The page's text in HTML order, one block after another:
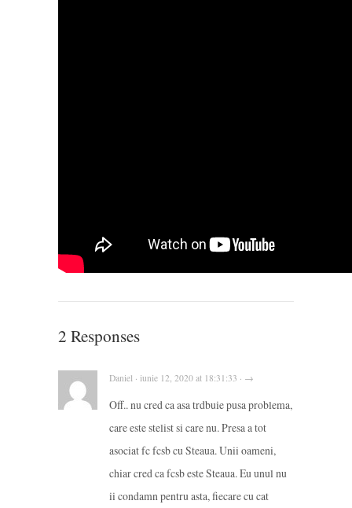
2 Responses
Daniel · iunie 12, 2020 at 18:31:33 · →
Off.. nu cred ca asa trdbuie pusa problema,
care este stelist si care nu. Presa a tot
asociat fc fcsb cu Steaua. Unii oameni,
chiar cred ca fcsb este Steaua. Eu unul nu
ii condamn pentru asta, fiecare cu cat